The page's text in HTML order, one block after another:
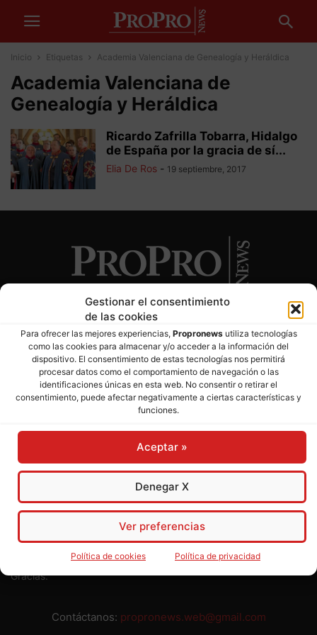
Gestionar el consentimiento
de las cookies
Para ofrecer las mejores experiencias, Propronewsutiliza tecnologías
como las cookies para almacenar y/o acceder a la información del
dispositivo. El consentimiento de estas tecnologías nos permitirá
procesar datos como el comportamiento de navegación o las
identificaciones únicas en esta web. No consentir o retirar el
consentimiento, puede afectar negativamente a ciertas características y
funciones.
Aceptar »
Denegar X
Ver preferencias
Política de cookies Política de privacidad
Inicio Etiquetas Academia Valenciana de Genealogía y Heráldica
Academia Valenciana de
Genealogía y Heráldica
Ricardo Zafrilla Tobarra, Hidalgo
de España por la gracia de sí...
Elia De Ros - 19 septiembre, 2017
SOBRE NOSOTROS
Director:José Mª Pagador- Subdirectora:Rosa Puch
José María Pagador Otero - Wikipedia
admite publicidad ni subvenciones o ayudas públicas o
privadas. Ninguno de nuestros directivos, redactores y
colaboradores percibe remuneración alguna. Realizamos
nuestro trabajo por amor al periodismo, a la verdad y a la
libertad y en solidaridad con la ciudadanía.
Usted puede colaborar con nosotros divulgando nuestro
periódico, compartiendo nuestros contenidos, sugiriendo temas
y comunicándonos cualquier injusticia o asunto de interés.
Gracias.
Contáctanos: propronews.web@gmail.com